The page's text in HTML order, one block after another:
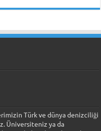
Türk ve dünya denizciliği
Üniversiteniz ya da